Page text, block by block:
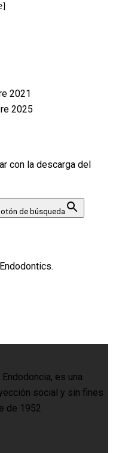
2021
2025
con la descarga del
de búsqueda
es una
social y sin fines
de 1952